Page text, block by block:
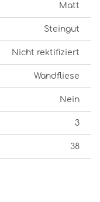
Matt
Steingut
Nicht rektifiziert
Wandfliese
Nein
3
38